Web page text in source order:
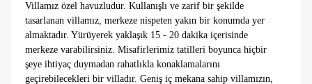
Villamız özel havuzludur. Kullanışlı ve zarif bir şekilde
tasarlanan villamız, merkeze nispeten yakın bir konumda yer
almaktadır. Yürüyerek yaklaşık 15 - 20 dakika içerisinde
merkeze varabilirsiniz. Misafirlerimiz tatilleri boyunca hiçbir
şeye ihtiyaç duymadan rahatlıkla konaklamalarını
geçirebilecekleri bir villadır. Geniş iç mekana sahip villamızın,